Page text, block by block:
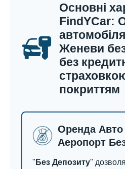
Основні
FindYCar:
Женеви
без
покриттям
Оренда
Аеропорт
" Без Депозиту"